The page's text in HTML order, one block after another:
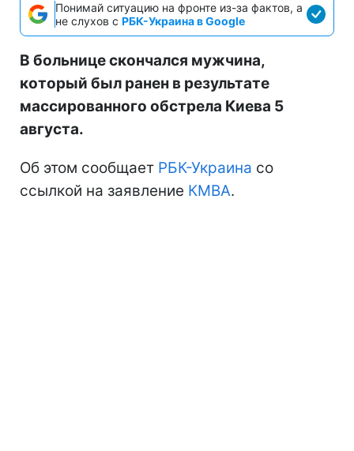
Понимай ситуацию на фронте из-за фактов, а
не слухов с РБК-Украина в Google
В больнице скончался мужчина,
который был ранен в результате
массированного обстрела Киева 5
августа.
Об этом сообщает РБК-Украина со
ссылкой на заявление КМВА.